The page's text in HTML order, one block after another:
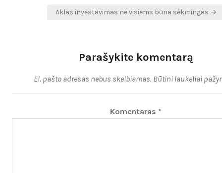
Aklas investavimas ne visiems būna sėkmingas →
Parašykite komentarą
El. pašto adresas nebus skelbiamas. Būtini laukeliai
Komentaras *